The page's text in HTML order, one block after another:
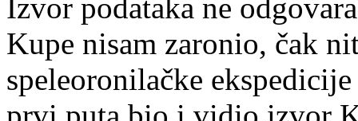
Izvor podataka ne
Kupe nisam zaronio, čak
speleoronilačke